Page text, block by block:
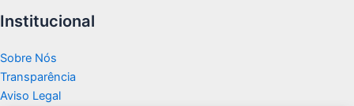
Institucional
Sobre Nós
Transparência
Aviso Legal